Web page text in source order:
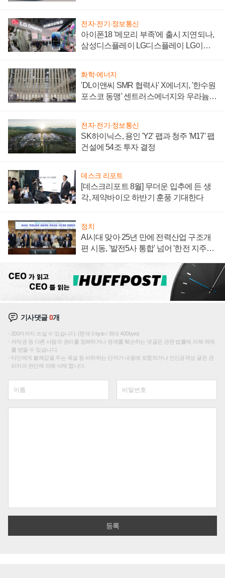
전자·전기·정보통신
아이폰18 '메모리 부족'에 출시 지연되나,
삼성디스플레이 LG디스플레이 LG이노
화학·에너지
'DL이앤씨 SMR 협력사' X에너지, '한수원
포스코 동맹' 센트러스에너지와 우라늄
전자·전기·정보통신
SK하이닉스, 용인 'Y2' 팹과 청주 'M17' 팹
건설에 54조 투자 결정
데스크 리포트
[데스크리포트 8월] 무더운 입추에 든 생
각, 제약바이오 하반기 훈풍 기대한다
정치
AI시대 맞아 25년 만에 전력산업 구조개
편 시동, '발전5사 통합' 넘어 '한전 지주사'
기사댓글0개
200자까지 쓰실 수 있습니다. (현재 0 byte / 최대 400byte)
저작권 등 다른 사람의 권리를 침해하거나 명예를 훼손하는 댓글은 관련 법률에 의해 제재
를 받을 수 있습니다.
타인에게 불쾌감을 주는 욕설 등 비하하는 단어가 내용에 포함되거나 인신공격성 글은 관
리자의 판단에 의해 삭제 합니다.